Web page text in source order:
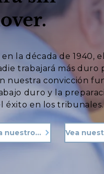
la década de 1940,
trabajará más duro
nuestra convicción
duro y la
éxito en los tribunales.
Conozca a nuestro equipo